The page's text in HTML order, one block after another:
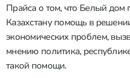
Прайса о том, что Белый дом
Казахстану помощь в
экономических проблем,
мнению политика,
такой помощи.